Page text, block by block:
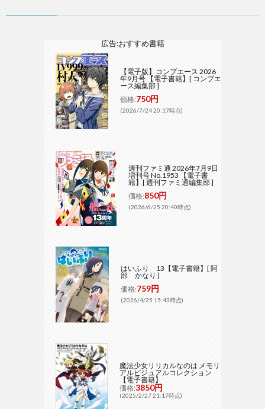
広告:おすすめ書籍
【電子版】コンプエース 2026
年9月号 【電子書籍】[ コンプエ
ース編集部 ]
価格:750円
(2026/7/24 20:17時点)
週刊ファミ通 2026年7月9日
増刊号 No.1953 【電子書
籍】[ 週刊ファミ通編集部 ]
価格:850円
(2026/6/25 20:40時点)
はいふり 13【電子書籍】[ 阿
部 かなり ]
価格:759円
(2026/4/25 15:43時点)
魔法少女リリカルなのは メモリ
アルビジュアルコレクション
【電子書籍】
価格:3850円
(2025/2/27 21:17時点)